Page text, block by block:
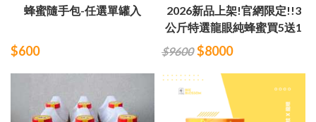
蜂蜜隨手包-任選單罐入
$600
2026新品上架!官網限定!!3
公斤特選龍眼純蜂蜜買5送1
$9600 $8000